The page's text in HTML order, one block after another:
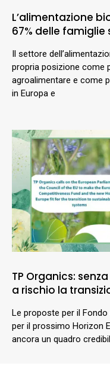
L’alimentazione
67% delle famiglie
Il settore
propria posizione come
agroalimentare e come
in Europa e
TP Organics:
a rischio la
Le proposte per il
per il prossimo Horizon
ancora un quadro